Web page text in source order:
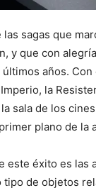
las sagas que
y que con
años.
la
sala de los
plano de la
este éxito es las
tipo de objetos